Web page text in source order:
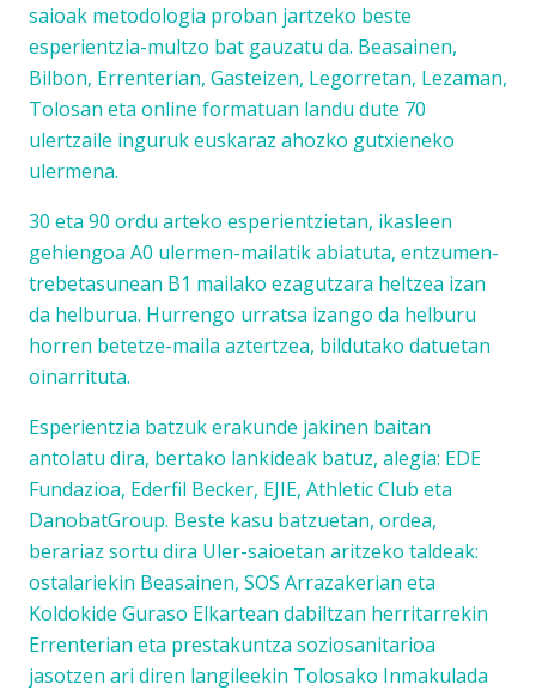
saioak metodologia proban jartzeko beste
esperientzia-multzo bat gauzatu da. Beasainen,
Bilbon, Errenterian, Gasteizen, Legorretan, Lezaman,
Tolosan eta online formatuan landu dute 70
ulertzaile inguruk euskaraz ahozko gutxieneko
ulermena.
30 eta 90 ordu arteko esperientzietan, ikasleen
gehiengoa A0 ulermen-mailatik abiatuta, entzumen-
trebetasunean B1 mailako ezagutzara heltzea izan
da helburua. Hurrengo urratsa izango da helburu
horren betetze-maila aztertzea, bildutako datuetan
oinarrituta.
Esperientzia batzuk erakunde jakinen baitan
antolatu dira, bertako lankideak batuz, alegia: EDE
Fundazioa, Ederfil Becker, EJIE, Athletic Club eta
DanobatGroup. Beste kasu batzuetan, ordea,
berariaz sortu dira Uler-saioetan aritzeko taldeak:
ostalariekin Beasainen, SOS Arrazakerian eta
Koldokide Guraso Elkartean dabiltzan herritarrekin
Errenterian eta prestakuntza soziosanitarioa
jasotzen ari diren langileekin Tolosako Inmakulada